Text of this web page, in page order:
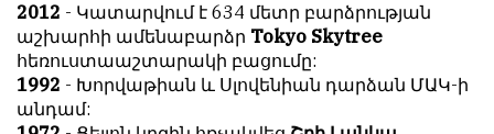
материалы
для
независимо
мыслящих.
կրճատում
և
մտքերի
խմբագրում
չի
2012 - Կատարվում է 634 մետր բարձրության
աշխարհի ամենաբարձր Tokyo Skytree
հեռուստաաշտարակի բացումը:
1992 - Խորվաթիան և Սլովենիան դարձան ՄԱԿ-ի
անդամ: